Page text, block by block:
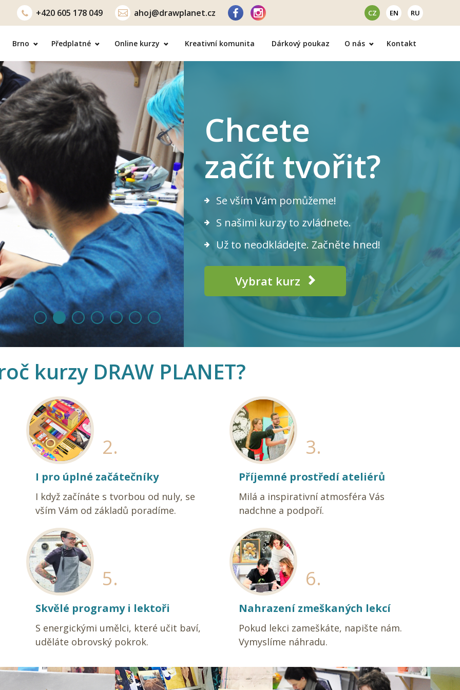
+420 605 178 049 ahoj@drawplanet.cz CZ EN RU
Brno Předplatné Online kurzy Kreativní komunita Dárkový poukaz O nás Kontakt
Chcete
začít tvořit?
Se vším Vám pomůžeme!
S našimi kurzy to zvládnete.
Už to neodkládejte. Začněte hned!
Vybrat kurz
kurzy DRAW PLANET?
2.
I pro úplné začátečníky
I když začínáte s tvorbou od nuly, se
vším Vám od základů poradíme.
3.
Příjemné prostředí ateliérů
Milá a inspirativní atmosféra Vás
nadchne a podpoří.
5.
Skvělé programy i lektoři
S energickými umělci, které učit baví,
uděláte obrovský pokrok.
6.
Nahrazení zmeškaných lekcí
Pokud lekci zameškáte, napište nám.
Vymyslíme náhradu.